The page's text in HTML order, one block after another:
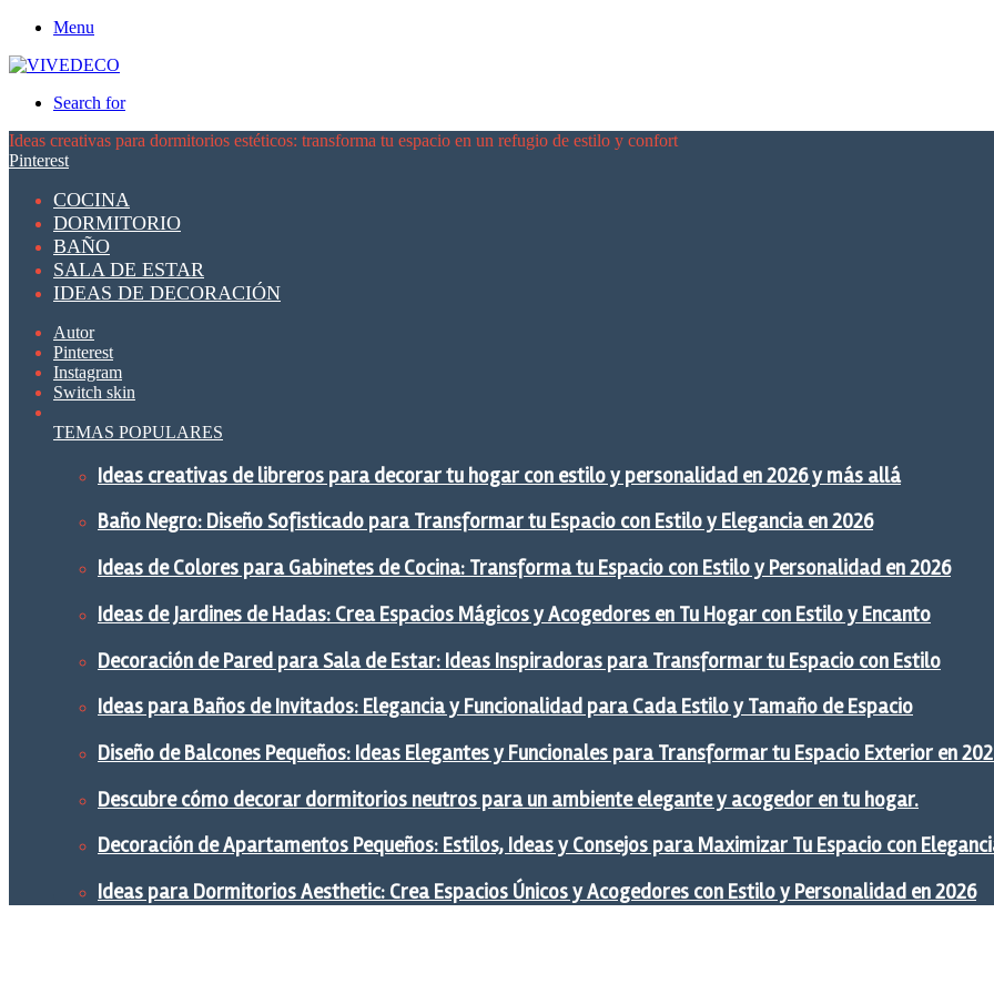
Menu
Search for
Ideas creativas para dormitorios estéticos: transforma tu espacio en un refugio de estilo y confort
Pinterest
COCINA
DORMITORIO
BAÑO
SALA DE ESTAR
IDEAS DE DECORACIÓN
Autor
Pinterest
Instagram
Switch skin
TEMAS POPULARES
Ideas creativas de libreros para decorar tu hogar con estilo y personalidad en 2026 y más allá
Baño Negro: Diseño Sofisticado para Transformar tu Espacio con Estilo y Elegancia en 2026
Ideas de Colores para Gabinetes de Cocina: Transforma tu Espacio con Estilo y Personalidad en 2026
Ideas de Jardines de Hadas: Crea Espacios Mágicos y Acogedores en Tu Hogar con Estilo y Encanto
Decoración de Pared para Sala de Estar: Ideas Inspiradoras para Transformar tu Espacio con Estilo
Ideas para Baños de Invitados: Elegancia y Funcionalidad para Cada Estilo y Tamaño de Espacio
Diseño de Balcones Pequeños: Ideas Elegantes y Funcionales para Transformar tu Espacio Exterior en
Descubre cómo decorar dormitorios neutros para un ambiente elegante y acogedor en tu hogar.
Decoración de Apartamentos Pequeños: Estilos, Ideas y Consejos para Maximizar Tu Espacio con
Ideas para Dormitorios Aesthetic: Crea Espacios Únicos y Acogedores con Estilo y Personalidad en 2026